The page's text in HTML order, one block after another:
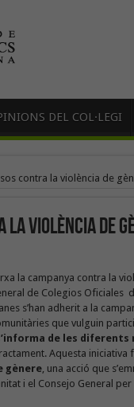
DEL COL·LEGI
contra la violència de
violència de
la campanya contra la
de Colegios Oficiales
s’han adherit a la
que vulguin
de les diferents
Aquesta iniciativa
gènere, una acció que
i el Consejo General